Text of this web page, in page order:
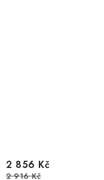
2 856 Kč
2 916 Kč